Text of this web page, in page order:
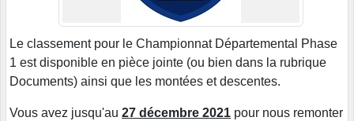
Le classement pour le Championnat Départemental Phase
1 est disponible en pièce jointe (ou bien dans la rubrique
Documents) ainsi que les montées et descentes.
Vous avez jusqu'au 27 décembre 2021 pour nous remonter